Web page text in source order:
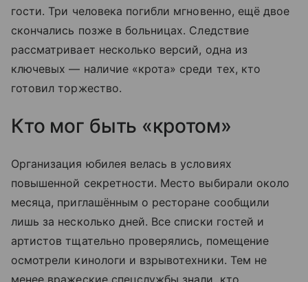
гости. Три человека погибли мгновенно, ещё двое
скончались позже в больницах. Следствие
рассматривает несколько версий, одна из
ключевых — наличие «крота» среди тех, кто
готовил торжество.
Кто мог быть «кротом»
Организация юбилея велась в условиях
повышенной секретности. Место выбирали около
месяца, приглашённым о ресторане сообщили
лишь за несколько дней. Все списки гостей и
артистов тщательно проверялись, помещение
осмотрели кинологи и взрывотехники. Тем не